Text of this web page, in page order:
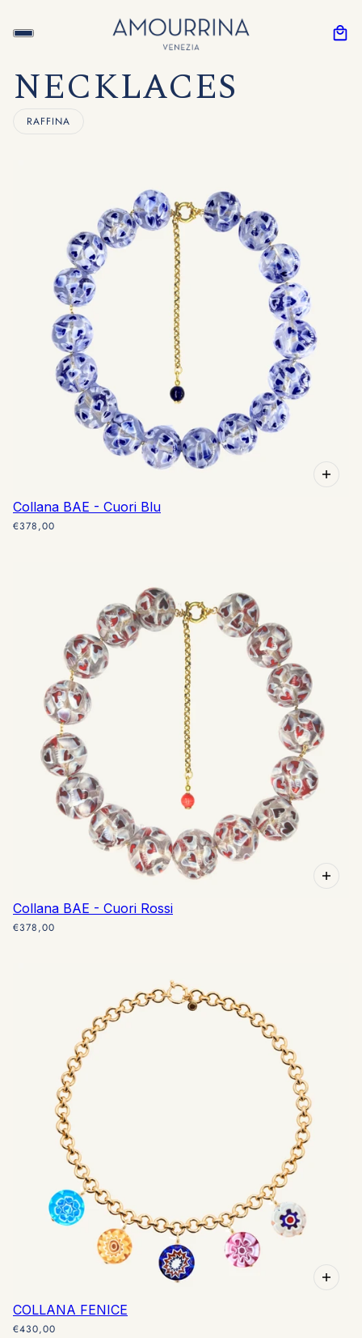
NECKLACES
RAFFINA
Collana BAE - Cuori Blu
€378,00
Collana BAE - Cuori Rossi
€378,00
COLLANA FENICE
€430,00